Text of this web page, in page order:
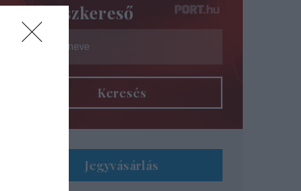
Színészkereső
Keresés
Jegyvásárlás